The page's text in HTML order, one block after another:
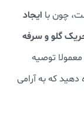
چون با ایجاد
گلو و سرفه
معمولا توصیه
که به آرامی